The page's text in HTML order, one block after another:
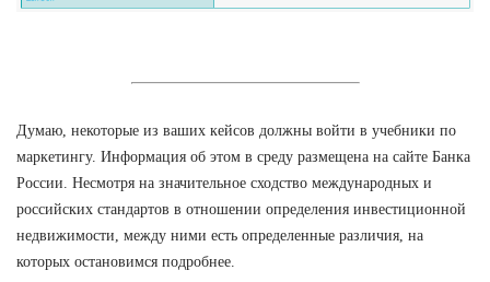
Думаю, некоторые из ваших кейсов должны войти в учебники по
маркетингу. Информация об этом в среду размещена на сайте Банка
России. Несмотря на значительное сходство международных и
российских стандартов в отношении определения инвестиционной
недвижимости, между ними есть определенные различия, на
которых остановимся подробнее.